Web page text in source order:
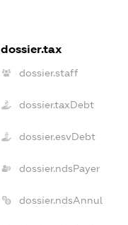
dossier.tax
dossier.staff
dossier.taxDebt
dossier.esvDebt
dossier.ndsPayer
dossier.ndsAnnul